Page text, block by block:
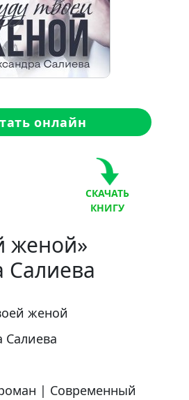
онлайн
СКАЧАТЬ
КНИГУ
женой»
Салиева
женой
Салиева
| Современный